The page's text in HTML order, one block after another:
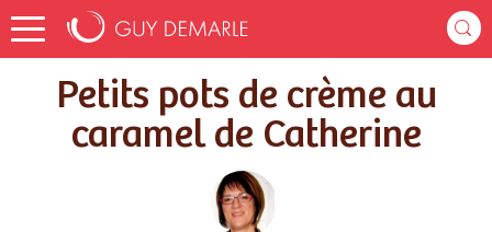
Accueil
Recettes
Petits pots de crème au caramel de Catherine
Petits pots de crème au
caramel de Catherine